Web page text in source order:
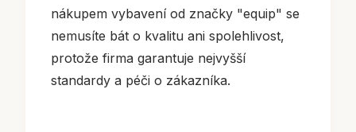
nákupem vybavení od značky "equip" se
nemusíte bát o kvalitu ani spolehlivost,
protože firma garantuje nejvyšší
standardy a péči o zákazníka.